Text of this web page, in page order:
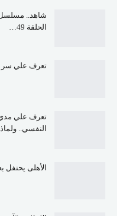
شاهد.. مسلسل
الحلقة 49…
تعرف علي سر
تعرف علي مدي
النفسي..
الأهلى يحتفل